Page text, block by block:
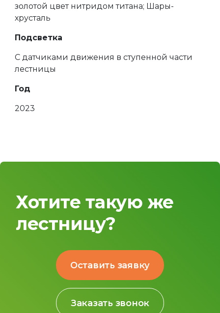
золотой цвет нитридом титана; Шары-
хрусталь
Подсветка
С датчиками движения в ступенной части
лестницы
Год
2023
Хотите такую же
лестницу?
Оставить заявку
Заказать звонок